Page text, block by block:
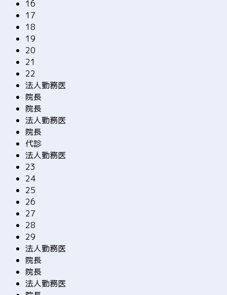
16
17
18
19
20
21
22
法人勤務医
院長
院長
法人勤務医
院長
代診
法人勤務医
23
24
25
26
27
28
29
法人勤務医
院長
院長
法人勤務医